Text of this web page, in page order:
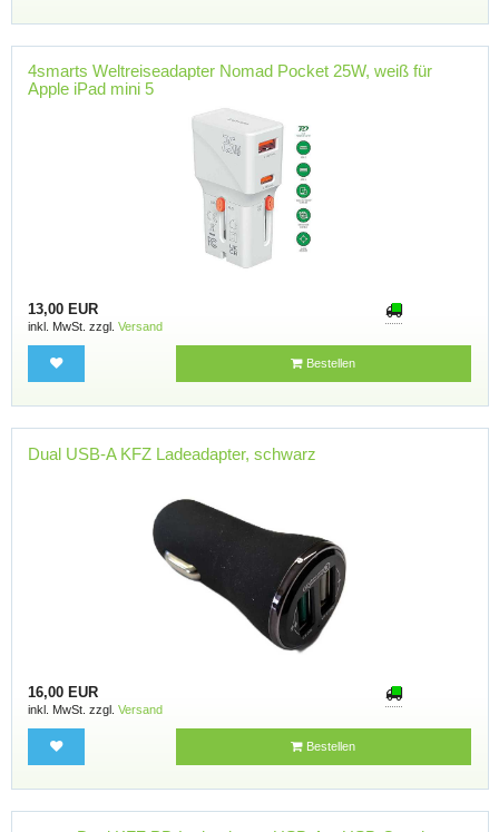
4smarts Weltreiseadapter Nomad Pocket 25W, weiß für
Apple iPad mini 5
13,00 EUR
inkl. MwSt. zzgl. Versand
Bestellen
Dual USB-A KFZ Ladeadapter, schwarz
16,00 EUR
inkl. MwSt. zzgl. Versand
Bestellen